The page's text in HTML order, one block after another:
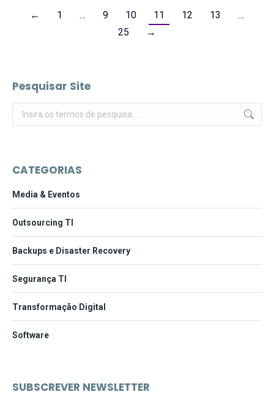
← 1 … 9 10 11 12 13
…
25
→
Pesquisar Site
Pesquisar:
CATEGORIAS
Media & Eventos
Outsourcing TI
Backups e Disaster Recovery
Segurança TI
Transformação Digital
Software
SUBSCREVER NEWSLETTER